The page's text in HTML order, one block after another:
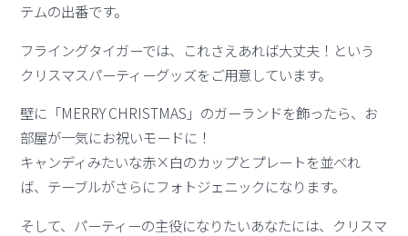
テムの出番です。
フライングタイガーでは、これさえあれば大丈夫！という
クリスマスパーティーグッズをご用意しています。
壁に「MERRY CHRISTMAS」のガーランドを飾ったら、お
部屋が一気にお祝いモードに！
キャンディみたいな赤×白のカップとプレートを並べれ
ば、テーブルがさらにフォトジェニックになります。
そして、パーティーの主役になりたいあなたには、クリスマ